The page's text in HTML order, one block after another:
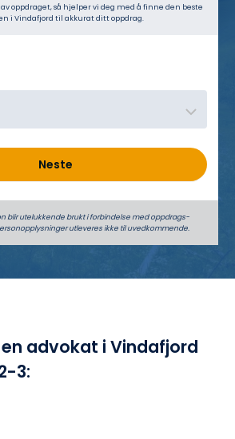
oppdraget, så hjelper vi deg med å finne den beste
i Vindafjord til akkurat ditt oppdrag.
Neste
blir utelukkende brukt i forbindelse med oppdrags­
utleveres ikke til uvedkommende.
advokat i Vindafjord
3: